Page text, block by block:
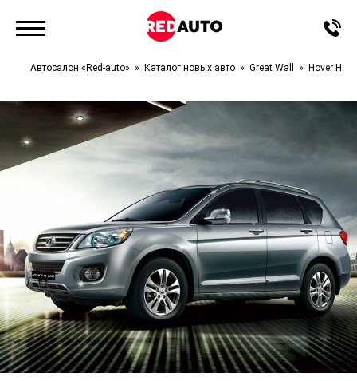
Автосалон «Red-auto» Каталог новых авто Great Wall Hover H6